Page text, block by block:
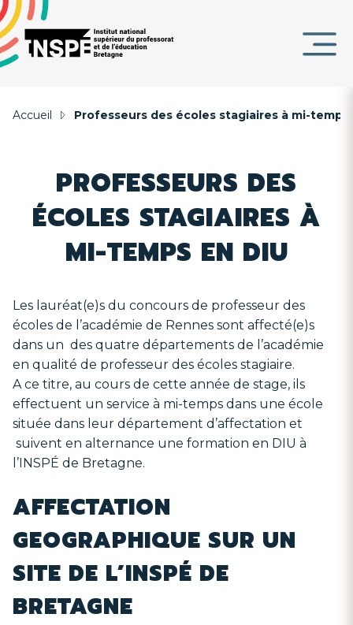
au
contenu
principal
d'Ariane
Accueil Professeurs des écoles stagiaires à mi-temps
PROFESSEURS DES
ÉCOLES STAGIAIRES À
MI-TEMPS EN DIU
Les lauréat(e)s du concours de professeur des
écoles de l’académie de Rennes sont affecté(e)s
dans un des quatre départements de l’académie
en qualité de professeur des écoles stagiaire.
A ce titre, au cours de cette année de stage, ils
effectuent un service à mi-temps dans une école
située dans leur département d’affectation et
suivent en alternance une formation en DIU à
l’INSPÉ de Bretagne.
AFFECTATION
GEOGRAPHIQUE SUR UN
SITE DE L’INSPÉ DE
BRETAGNE
DE
Panneau de gestion des cookies